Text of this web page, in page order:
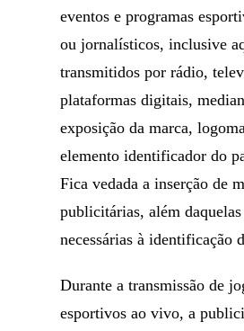
eventos e programas
ou jornalísticos, inclusive
transmitidos por rádio,
plataformas digitais,
exposição da marca,
elemento identificador do
Fica vedada a inserção de
publicitárias, além
necessárias à identificação
Durante a transmissão de
esportivos ao vivo, a